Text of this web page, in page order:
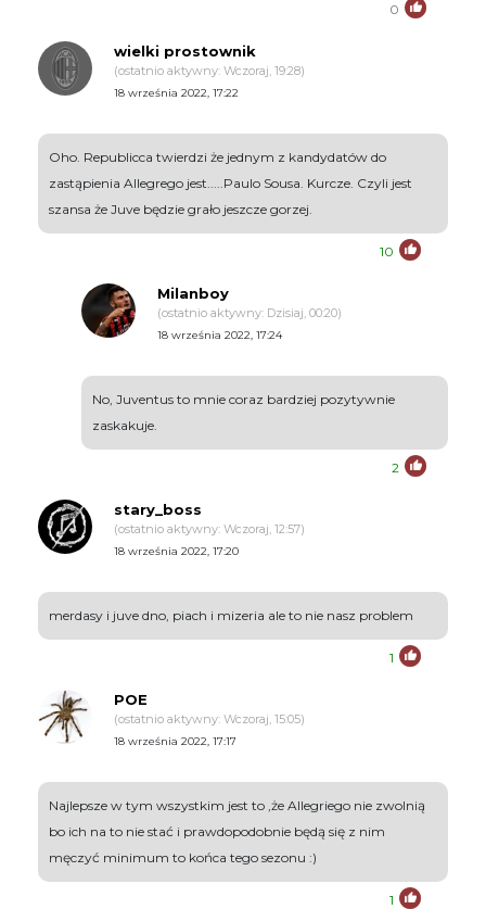
0
wielki prostownik
(ostatnio aktywny: Wczoraj, 19:28)
18 września 2022, 17:22
Oho. Republicca twierdzi że jednym z kandydatów do
zastąpienia Allegrego jest.....Paulo Sousa. Kurcze. Czyli jest
szansa że Juve będzie grało jeszcze gorzej.
10
Milanboy
(ostatnio aktywny: Dzisiaj, 00:20)
18 września 2022, 17:24
No, Juventus to mnie coraz bardziej pozytywnie
zaskakuje.
2
stary_boss
(ostatnio aktywny: Wczoraj, 12:57)
18 września 2022, 17:20
merdasy i juve dno, piach i mizeria ale to nie nasz problem
1
POE
(ostatnio aktywny: Wczoraj, 15:05)
18 września 2022, 17:17
Najlepsze w tym wszystkim jest to ,że Allegriego nie zwolnią
bo ich na to nie stać i prawdopodobnie będą się z nim
męczyć minimum to końca tego sezonu :)
1